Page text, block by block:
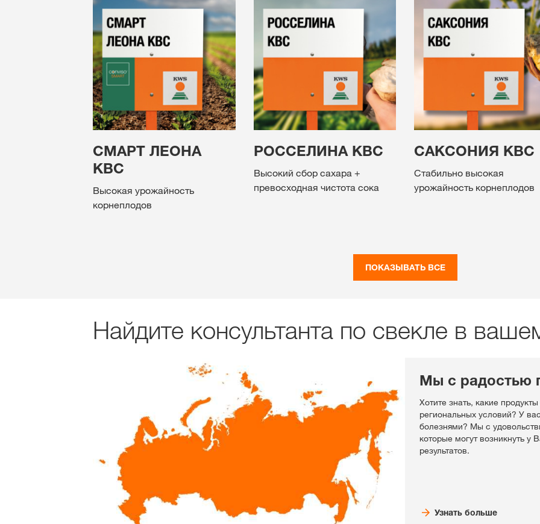
СМАРТ ЛЕОНА
КВС
Высокая урожайность
корнеплодов
РОССЕЛИНА КВС
Высокий сбор сахара +
превосходная чистота сока
САКСОНИЯ КВС
Стабильно высокая
урожайность корнеплодов
ПОКАЗЫВАТЬ ВСЕ
Найдите консультанта по свекле в
Мы с радостью
Хотите знать, какие
региональных условий? У
болезнями? Мы с
которые могут возникнуть у
результатов.
Узнать больше